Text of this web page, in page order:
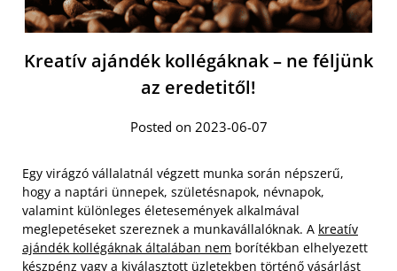
Kreatív ajándék kollégáknak – ne féljünk
az eredetitől!
Posted on 2023-06-07
Egy virágzó vállalatnál végzett munka során népszerű,
hogy a naptári ünnepek, születésnapok, névnapok,
valamint különleges életesemények alkalmával
meglepetéseket szereznek a munkavállalóknak. A kreatív
ajándék kollégáknak általában nem borítékban elhelyezett
készpénz vagy a kiválasztott üzletekben történő vásárlást